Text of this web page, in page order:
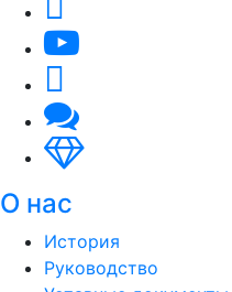
О нас
История
Руководство